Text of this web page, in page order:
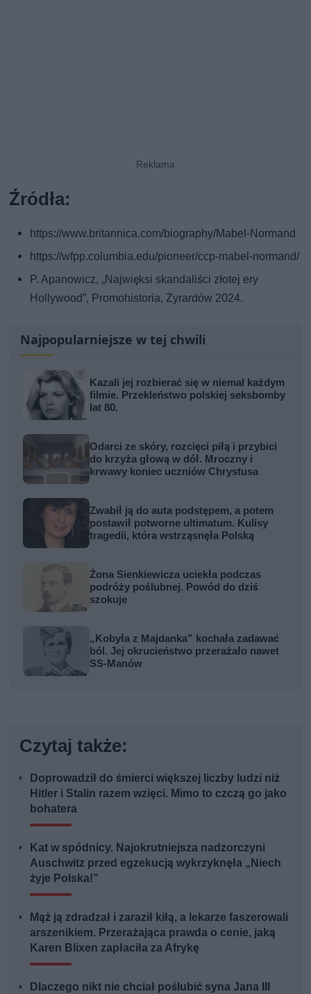
Źródła:
https://www.britannica.com/biography/Mabel-Normand
https://wfpp.columbia.edu/pioneer/ccp-mabel-normand/
P. Apanowicz, „Najwięksi skandaliści złotej ery
Hollywood”, Promohistoria, Żyrardów 2024.
Najpopularniejsze w tej chwili
Kazali jej rozbierać się w niemal każdym
filmie. Przekleństwo polskiej seksbomby
lat 80.
Odarci ze skóry, rozcięci piłą i przybici
do krzyża głową w dół. Mroczny i
krwawy koniec uczniów Chrystusa
Zwabił ją do auta podstępem, a potem
postawił potworne ultimatum. Kulisy
tragedii, która wstrząsnęła Polską
Żona Sienkiewicza uciekła podczas
podróży poślubnej. Powód do dziś
szokuje
„Kobyła z Majdanka” kochała zadawać
ból. Jej okrucieństwo przerażało nawet
SS-Manów
Czytaj także:
Doprowadził do śmierci większej liczby ludzi niż
Hitler i Stalin razem wzięci. Mimo to czczą go jako
bohatera
Kat w spódnicy. Najokrutniejsza nadzorczyni
Auschwitz przed egzekucją wykrzyknęła „Niech
żyje Polska!”
Mąż ją zdradzał i zaraził kiłą, a lekarze faszerowali
arszenikiem. Przerażająca prawda o cenie, jaką
Karen Blixen zapłaciła za Afrykę
Dlaczego nikt nie chciał poślubić syna Jana III